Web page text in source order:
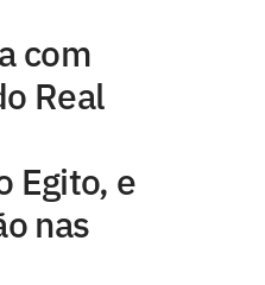
com
Real
Egito, e
nas